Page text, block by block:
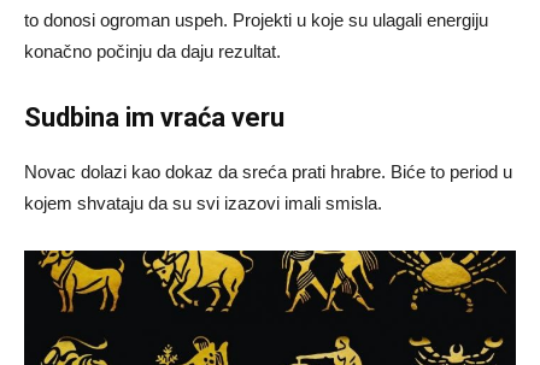
to donosi ogroman uspeh. Projekti u koje su ulagali energiju
konačno počinju da daju rezultat.
Sudbina im vraća veru
Novac dolazi kao dokaz da sreća prati hrabre. Biće to period u
kojem shvataju da su svi izazovi imali smisla.